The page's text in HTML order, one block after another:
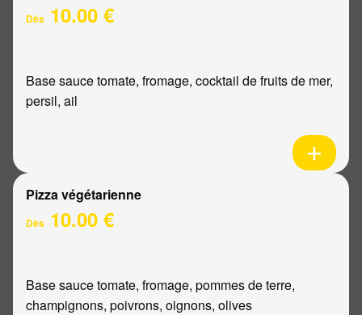
Dès 10.00 €
Base sauce tomate, fromage, cocktail de fruits de mer,
persil, ail
Pizza végétarienne
Dès 10.00 €
Base sauce tomate, fromage, pommes de terre,
champignons, poivrons, oignons, olives